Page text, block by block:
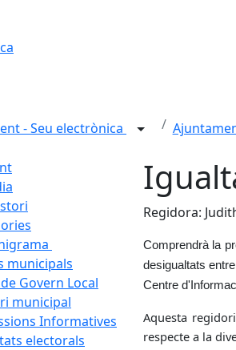
- Seu electrònica
municipals
Govern Local
municipal
Informatives
electorals
Regidora:
Comprendrà la
desigualtats
Centre
Aquesta
respecte a la